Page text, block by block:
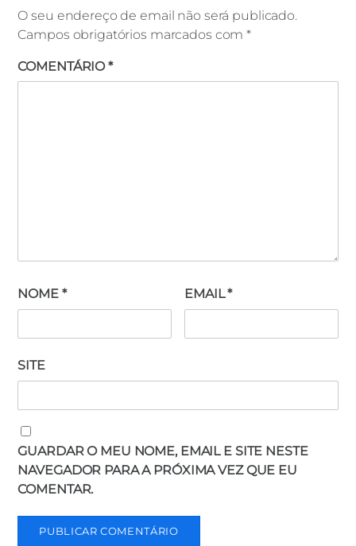
O seu endereço de email não será publicado.
Campos obrigatórios marcados com*
COMENTÁRIO*
NOME * EMAIL*
SITE
GUARDAR O MEU NOME, EMAIL E SITE NESTE
NAVEGADOR PARA A PRÓXIMA VEZ QUE EU
COMENTAR.